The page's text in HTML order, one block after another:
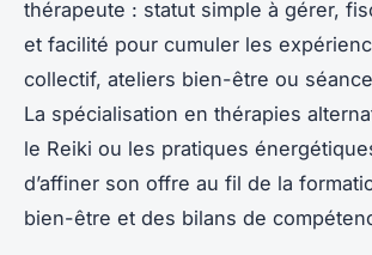
thérapeute : statut simple à gérer,
et facilité pour cumuler les
collectif, ateliers bien-être ou
La spécialisation en thérapies
le Reiki ou les pratiques
d’affiner son offre au fil de la
bien-être et des bilans de